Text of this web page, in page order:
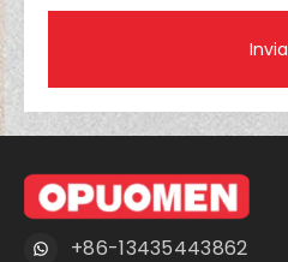
Invia
+86-13435443862